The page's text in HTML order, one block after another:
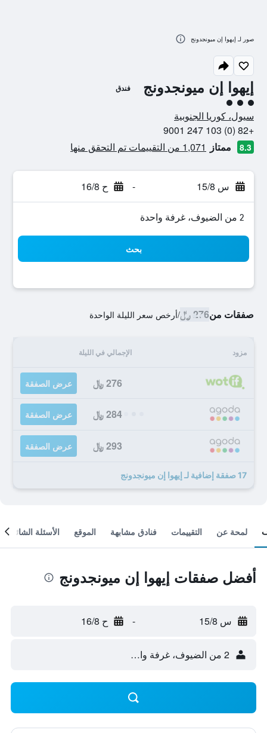
إيهوا إن ميونجدونج فندق
تقييم فئة 3
سيول، كوريا الجنوبية
+82 (0) 103 247 9001
8.3 ممتاز 1,071 من التقييمات تم التحقق منها
س 15/8 - ح 16/8
2 من الضيوف، غرفة واحدة
بحث
صفقات من276 ﷼ /أرخص سعر الليلة الواحدة
مزود الإجمالي في الليلة
276 ﷼ عرض الصفقة
284 ﷼ عرض الصفقة
293 ﷼ عرض الصفقة
17 صفقة إضافية لـ إيهوا إن ميونجدونج
صور لـ إيهوا إن ميونجدونج
لمحة عن التقييمات فنادق مشابهة الموقع الأسئلة الشائعة
أفضل صفقات إيهوا إن ميونجدونج
س 15/8 - ح 16/8
2 من الضيوف، غرفة واحدة